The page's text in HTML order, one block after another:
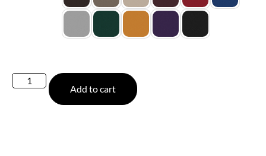
Add to cart